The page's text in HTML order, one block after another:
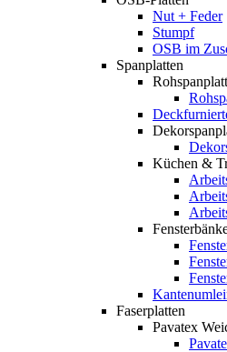
Nut + Feder
Stumpf
OSB im
Spanplatten
Küchen &
Faserplatten
Pavatex